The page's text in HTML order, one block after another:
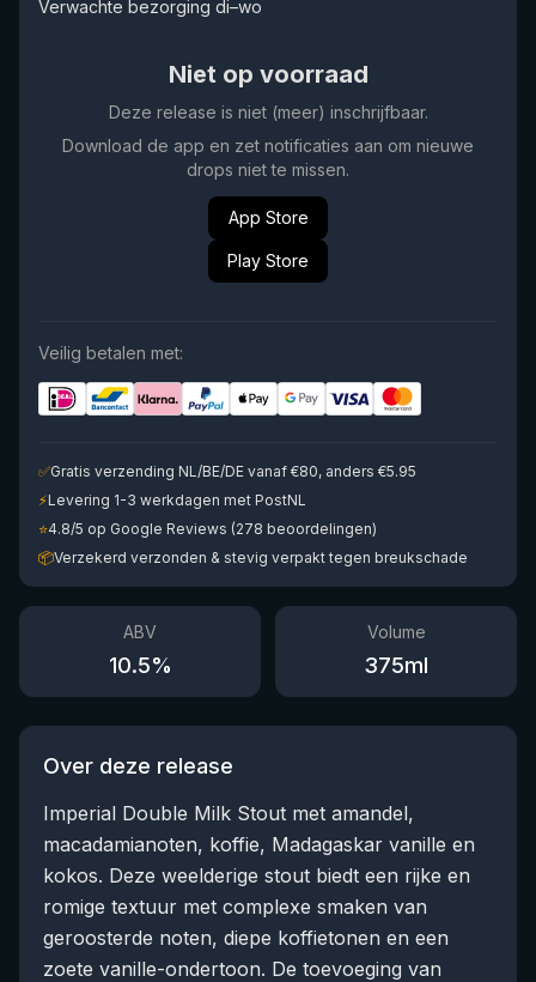
Verwachte bezorging di–wo
Niet op voorraad
Deze release is niet (meer) inschrijfbaar.
Download de app en zet notificaties aan om nieuwe
drops niet te missen.
App Store
Play Store
Veilig betalen met:
✅Gratis verzending NL/BE/DE vanaf €80, anders €5.95
⚡Levering 1-3 werkdagen met PostNL
⭐4.8/5 op Google Reviews (278 beoordelingen)
📦Verzekerd verzonden & stevig verpakt tegen breukschade
ABV
10.5%
Volume
375ml
Over deze release
Imperial Double Milk Stout met amandel,
macadamianoten, koffie, Madagaskar vanille en
kokos. Deze weelderige stout biedt een rijke en
romige textuur met complexe smaken van
geroosterde noten, diepe koffietonen en een
zoete vanille-ondertoon. De toevoeging van